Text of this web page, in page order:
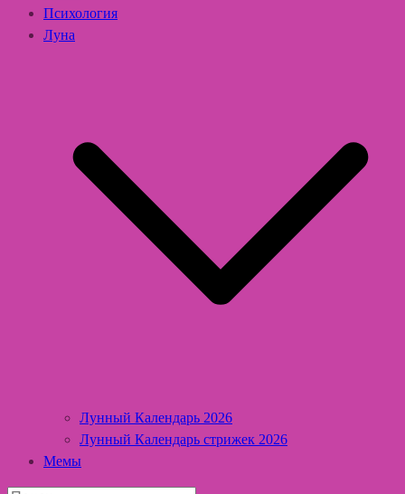
Психология
Луна
Лунный Календарь 2026
Лунный Календарь стрижек 2026
Мемы